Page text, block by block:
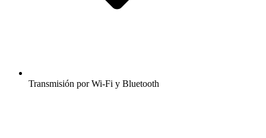
Transmisión por Wi-Fi y Bluetooth